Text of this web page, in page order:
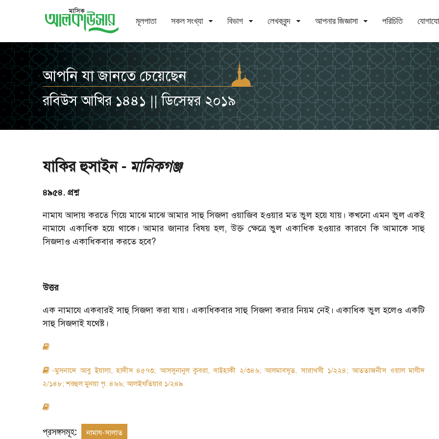
মূলপাতা সকল সংখ্যা বিভাগ লেখকবৃন্দ আপনার জিজ্ঞাসা পরিচিতি
আপনি যা জানতে চেয়েছেন
রবিউস আখির ১৪৪১ || ডিসেম্বর ২০১৯
যাকির হুসাইন - মানিকগঞ্জ
৪৯৫৪. প্রশ্ন
নামায আদায় করতে গিয়ে মাঝে মাঝে আমার সাহু সিজদা ওয়াজিব হওয়ার মত ভুল হয়ে যায়। কখনো এমন ভুল একই
নামাযে একাধিক হয়ে থাকে। আমার জানার বিষয় হল, উক্ত ক্ষেত্রে ভুল একাধিক হওয়ার কারণে কি আমাকে সাহু
সিজদাও একাধিকবার করতে হবে?
উত্তর
এক নামাযে একবারই সাহু সিজদা করা যায়। একাধিকবার সাহু সিজদা করার নিয়ম নেই। একাধিক ভুল হলেও একটি
সাহু সিজদাই যথেষ্ট।
-মুসনাদে আবু ইয়ালা, হাদীস ৪৫৭৩; আসসুনানুল কুবরা, বাইহাকী ২/৩৪৬; আলমাবসূত, সারাখসী ১/২২৪; আততাজনীস ওয়াল মাযীদ
২/১৪৮; শরহুল মুনয়া পৃ. ৪৬৬; আলইখতিয়ার ১/২৪৯
প্রসঙ্গসমূহ: নামায-সালাত